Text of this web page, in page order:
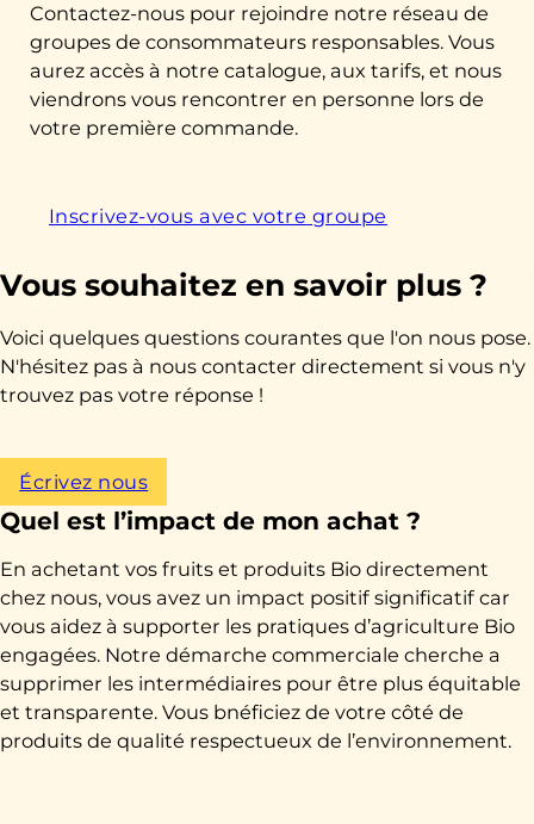
Contactez-nous pour rejoindre notre réseau de
groupes de consommateurs responsables. Vous
aurez accès à notre catalogue, aux tarifs, et nous
viendrons vous rencontrer en personne lors de
votre première commande.
Inscrivez-vous avec votre groupe
Vous souhaitez en savoir plus ?
Voici quelques questions courantes que l'on nous pose.
N'hésitez pas à nous contacter directement si vous n'y
trouvez pas votre réponse !
Écrivez nous
Quel est l’impact de mon achat ?
En achetant vos fruits et produits Bio directement
chez nous, vous avez un impact positif significatif car
vous aidez à supporter les pratiques d’agriculture Bio
engagées. Notre démarche commerciale cherche a
supprimer les intermédiaires pour être plus équitable
et transparente. Vous bnéficiez de votre côté de
produits de qualité respectueux de l’environnement.